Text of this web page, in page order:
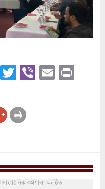
WhatsApp
Twitter
Viber
Email